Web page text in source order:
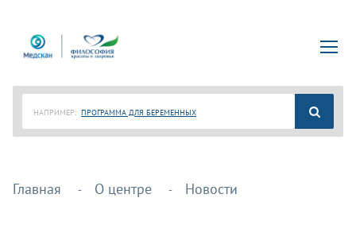
НАПРИМЕР: ПРОГРАММА ДЛЯ БЕРЕМЕННЫХ
Главная О центре Новости